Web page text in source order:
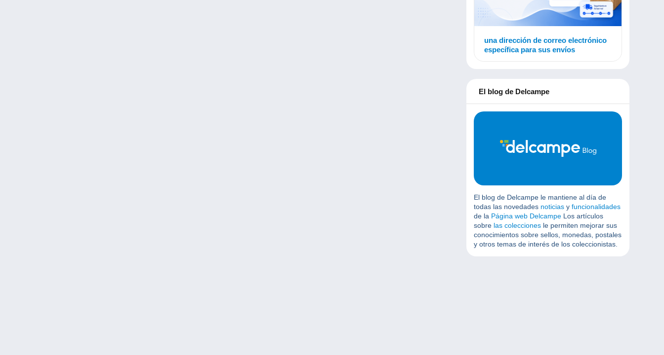
una dirección de correo electrónico
específica para sus envíos
El blog de Delcampe
El blog de Delcampe le mantiene al día de
todas las novedades noticias y funcionalidades
de la Página web Delcampe Los artículos
sobre las colecciones le permiten mejorar sus
conocimientos sobre sellos, monedas, postales
y otros temas de interés de los coleccionistas.